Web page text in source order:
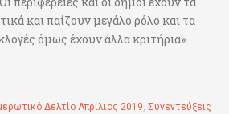
και παίζουν μεγάλο ρόλο και τα
όμως έχουν άλλα κριτήρια».
Δελτίο Απρίλιος 2019, Συνεντεύξεις